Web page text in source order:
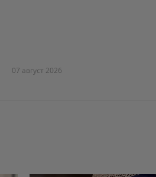
07 август 2026